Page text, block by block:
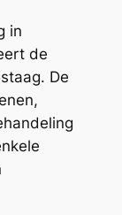
in
de
De